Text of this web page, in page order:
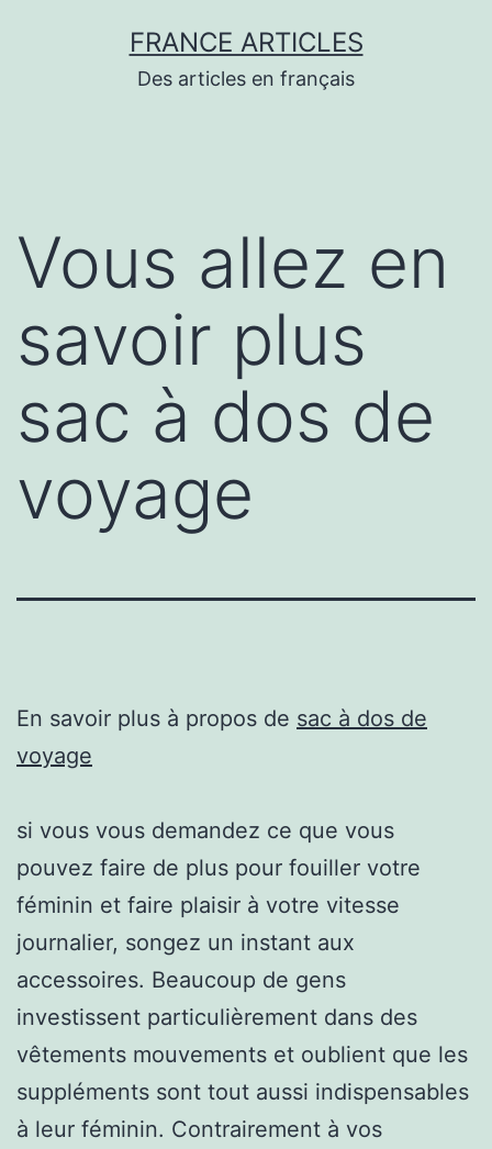
FRANCE ARTICLES
Des articles en français
Vous allez en
savoir plus
sac à dos de
voyage
En savoir plus à propos de sac à dos de
voyage
si vous vous demandez ce que vous
pouvez faire de plus pour fouiller votre
féminin et faire plaisir à votre vitesse
journalier, songez un instant aux
accessoires. Beaucoup de gens
investissent particulièrement dans des
vêtements mouvements et oublient que les
suppléments sont tout aussi indispensables
à leur féminin. Contrairement à vos